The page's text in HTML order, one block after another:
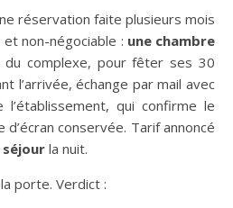
réservation faite plusieurs mois
et non-négociable : une chambre
du complexe, pour fêter ses 30
l’arrivée, échange par mail avec
l’établissement, qui confirme le
d’écran conservée. Tarif annoncé
séjourla nuit.
porte. Verdict :